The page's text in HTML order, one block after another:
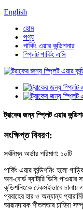
English
হোম
পণ্য
পার্কিং এয়ার কন্ডিশনার
স্প্লিট পার্কিং এসি
ট্রাকের জন্য স্প্লিট এয়ার
সংক্ষিপ্ত বিবরণ:
সর্বনিম্ন অর্ডার পরিমাণ: ১০টি
পার্কিং এয়ার কন্ডিশনিং হলো
অন-বোর্ড ব্যাটারি ডিসি
কন্ডিশনিংকে টেকসইভাবে চালায়
প্রবাহের হার ও অন্যান্য
আরামদায়ক শীতলতার চাহিদা